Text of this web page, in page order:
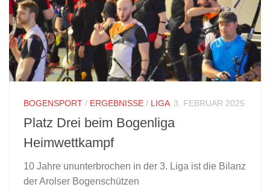
BOGENSPORT / ERGEBNISSE / LIGA 3. FEBRUAR 2025
Platz Drei beim Bogenliga
Heimwettkampf
10 Jahre ununterbrochen in der 3. Liga ist die Bilanz
der Arolser Bogenschützen